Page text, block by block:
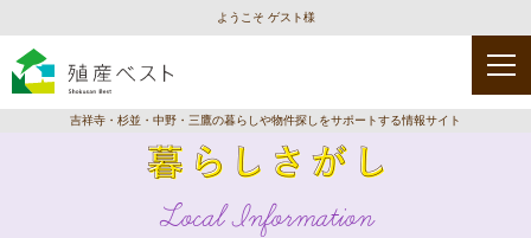
ようこそ ゲスト様
吉祥寺・杉並・中野・三鷹の暮らしや物件探しをサポートする情報サイト
Local Information